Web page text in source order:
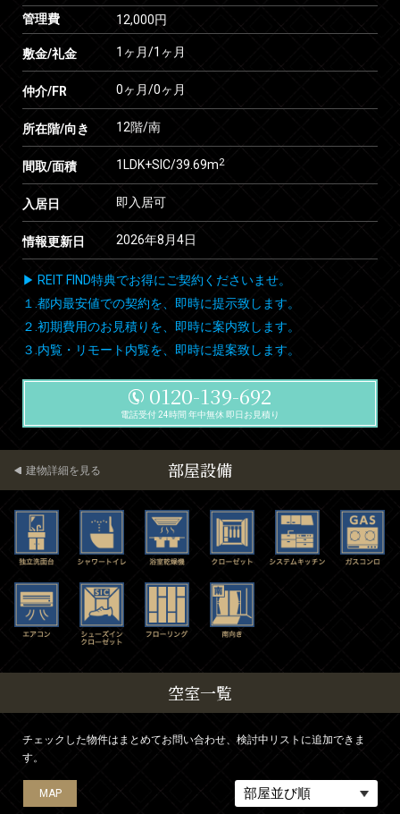
管理費 12,000円
敷金/礼金 1ヶ月/1ヶ月
仲介/FR 0ヶ月/0ヶ月
所在階/向き 12階/南
間取/面積 1LDK+SIC/39.69m2
入居日 即入居可
情報更新日 2026年8月4日
▶ REIT FIND特典でお得にご契約くださいませ。
１.都内最安値での契約を、即時に提示致します。
２.初期費用のお見積りを、即時に案内致します。
３.内覧・リモート内覧を、即時に提案致します。
0120-139-692
電話受付 24時間 年中無休 即日お見積り
部屋設備
建物詳細を見る
空室一覧
チェックした物件はまとめてお問い合わせ、検討中リストに追加できま
す。
MAP
MAP
MAP
MAP